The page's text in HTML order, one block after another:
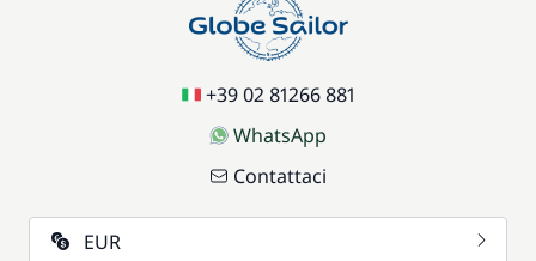
+39 02 81266 881
WhatsApp
Contattaci
EUR